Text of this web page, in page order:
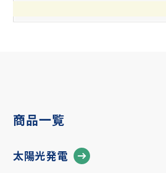
商品一覧
太陽光発電